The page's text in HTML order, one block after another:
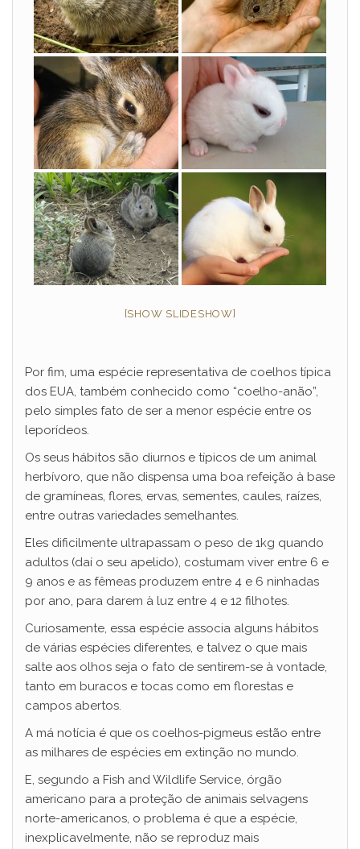
[SHOW SLIDESHOW]
Por fim, uma espécie representativa de coelhos típica
dos EUA, também conhecido como “coelho-anão”,
pelo simples fato de ser a menor espécie entre os
leporídeos.
Os seus hábitos são diurnos e típicos de um animal
herbívoro, que não dispensa uma boa refeição à base
de gramíneas, flores, ervas, sementes, caules, raízes,
entre outras variedades semelhantes.
Eles dificilmente ultrapassam o peso de 1kg quando
adultos (daí o seu apelido), costumam viver entre 6 e
9 anos e as fêmeas produzem entre 4 e 6 ninhadas
por ano, para darem à luz entre 4 e 12 filhotes.
Curiosamente, essa espécie associa alguns hábitos
de várias espécies diferentes, e talvez o que mais
salte aos olhos seja o fato de sentirem-se à vontade,
tanto em buracos e tocas como em florestas e
campos abertos.
A má notícia é que os coelhos-pigmeus estão entre
as milhares de espécies em extinção no mundo.
E, segundo a Fish and Wildlife Service, órgão
americano para a proteção de animais selvagens
norte-americanos, o problema é que a espécie,
inexplicavelmente, não se reproduz mais